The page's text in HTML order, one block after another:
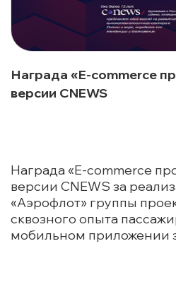
Награда «E-commerce
версии CNEWS
Награда «E-commerce
версии CNEWS за
«Аэрофлот» группы
сквозного опыта
мобильном приложении